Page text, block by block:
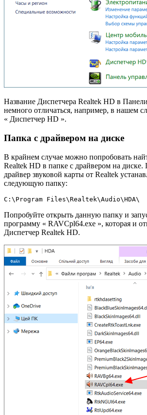
Название Диспетчера Realtek HD в
немного отличаться, например, в нашем
« Диспетчер HD ».
Папка с драйвером на диске
В крайнем случае можно попробовать
Realtek HD в папке с драйвером на
драйвер звуковой карты от Realtek
следующую папку:
C:\Program Files\Realtek\Audio\HDA\
Попробуйте открыть данную папку и
программу « RAVCpl64.exe », которая и
Диспетчер Realtek HD.